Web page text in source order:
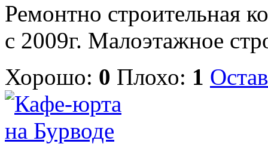
Ремонтно строительная
с 2009г. Малоэтажное
Хорошо: 0 Плохо: 1